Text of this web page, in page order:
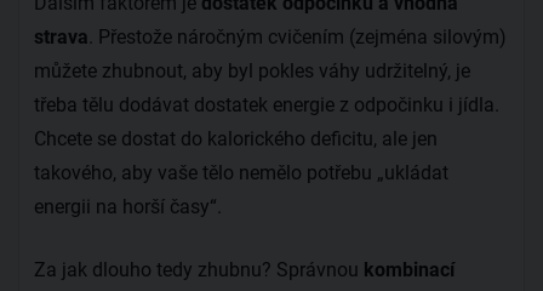
strava. Přestože náročným cvičením (zejména silovým)
můžete zhubnout, aby byl pokles váhy udržitelný, je
třeba tělu dodávat dostatek energie z odpočinku i jídla.
Chcete se dostat do kalorického deficitu, ale jen
takového, aby vaše tělo nemělo potřebu „ukládat
energii na horší časy“.
Za jak dlouho tedy zhubnu? Správnou kombinací